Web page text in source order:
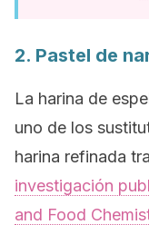
2. Pastel de
La harina de
uno de los
harina refinada
investigación
and Food